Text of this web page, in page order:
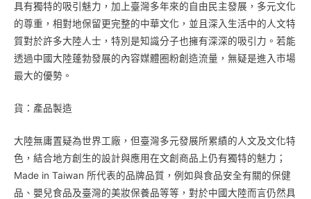
具有獨特的吸引魅力，加上臺灣多年來的自由民主發展，多元文化
的尊重，相對地保留更完整的中華文化，並且深入生活中的人文特
質對於許多大陸人士，特別是知識分子也擁有深深的吸引力。若能
透過中國大陸蓬勃發展的內容媒體圈粉創造流量，無疑是進入市場
最大的優勢。
貨：產品製造
大陸無庸置疑為世界工廠，但臺灣多元發展所累績的人文及文化特
色，結合地方創生的設計與應用在文創商品上仍有獨特的魅力；
Made in Taiwan 所代表的品牌品質，例如與食品安全有關的保健
品、嬰兒食品及臺灣的美妝保養品等等，對於中國大陸而言仍然具